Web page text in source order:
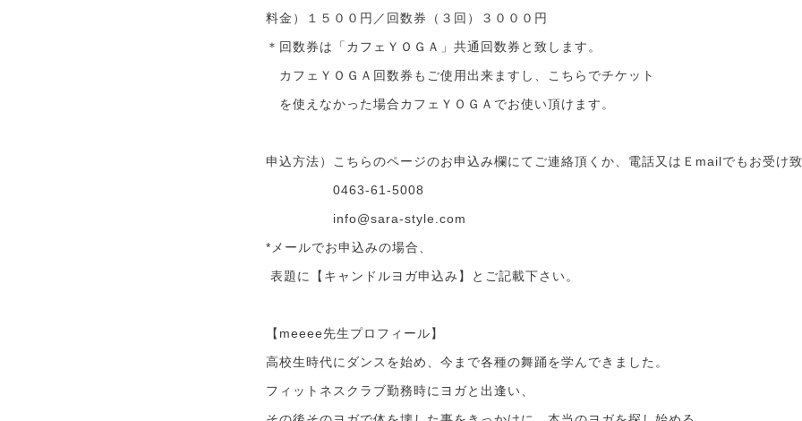
料金）１５００円／回数券（３回）３０００円
＊回数券は「カフェＹＯＧＡ」共通回数券と致します。
カフェＹＯＧＡ回数券もご使用出来ますし、こちらでチケット
を使えなかった場合カフェＹＯＧＡでお使い頂けます。
申込方法）こちらのページのお申込み欄にてご連絡頂くか、電話又はＥmailでもお受け致
0463-61-5008
info@sara-style.com
*メールでお申込みの場合、
表題に【キャンドルヨガ申込み】とご記載下さい。
【meeee先生プロフィール】
高校生時代にダンスを始め、今まで各種の舞踊を学んできました。
フィットネスクラブ勤務時にヨガと出逢い、